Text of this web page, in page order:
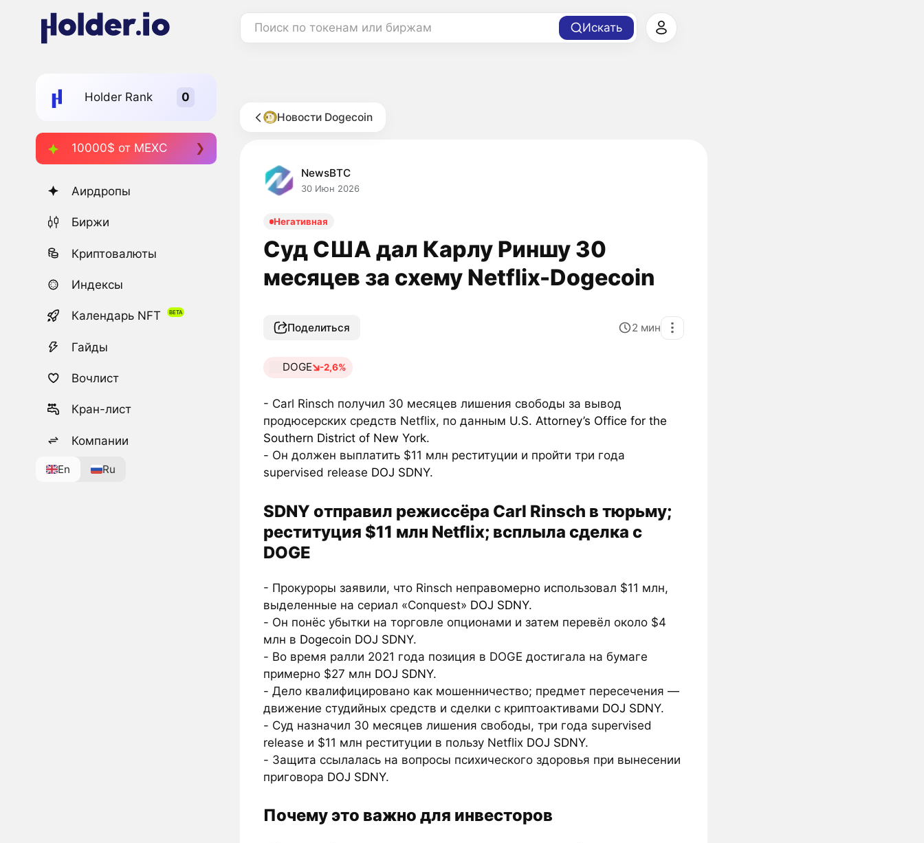
Поиск по токенам или биржам Искать
Holder Rank
10000$ от MEXC
Аирдропы
Биржи
Криптовалюты
Индексы
Календарь NFT
Гайды
Вочлист
Кран-лист
Компании
En Ru
Новости Dogecoin
NewsBTC
30 Июн 2026
Негативная
Суд США дал Карлу Риншу 30
месяцев за схему Netflix-Dogecoin
Поделиться 2 мин
DOGE -2,6%
- Carl Rinsch получил 30 месяцев лишения свободы за вывод
продюсерских средств Netflix, по данным U.S. Attorney’s Office for the
Southern District of New York.
- Он должен выплатить $11 млн реституции и пройти три года
supervised release DOJ SDNY.
SDNY отправил режиссёра Carl Rinsch в тюрьму;
реституция $11 млн Netflix; всплыла сделка с
DOGE
- Прокуроры заявили, что Rinsch неправомерно использовал $11 млн,
выделенные на сериал «Conquest» DOJ SDNY.
- Он понёс убытки на торговле опционами и затем перевёл около $4
млн в Dogecoin DOJ SDNY.
- Во время ралли 2021 года позиция в DOGE достигала на бумаге
примерно $27 млн DOJ SDNY.
- Дело квалифицировано как мошенничество; предмет пересечения —
движение студийных средств и сделки с криптоактивами DOJ SDNY.
- Суд назначил 30 месяцев лишения свободы, три года supervised
release и $11 млн реституции в пользу Netflix DOJ SDNY.
- Защита ссылалась на вопросы психического здоровья при вынесении
приговора DOJ SDNY.
Почему это важно для инвесторов